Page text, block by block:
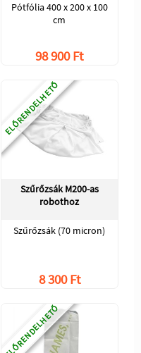
Pótfólia 400 x 200 x 100
cm
98 900 Ft
ELŐRENDELHETŐ
Szűrőzsák M200-as
robothoz
Szűrőzsák (70 micron)
8 300 Ft
ELŐRENDELHETŐ